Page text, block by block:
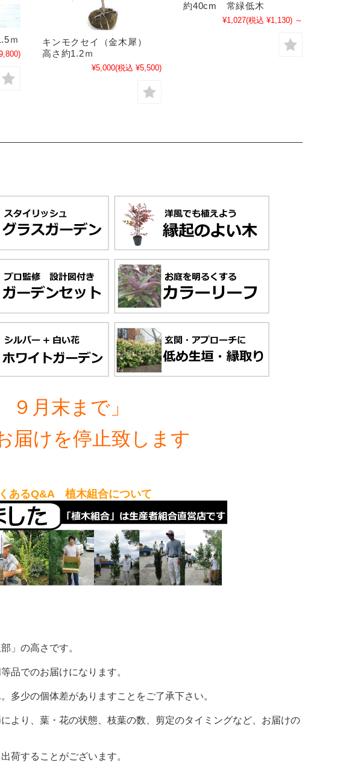
ｍ
キンモクセイ（金木犀）
高さ約1.2ｍ
¥5,000(税込 ¥5,500)
約40cm 常緑低木
¥1,027(税込 ¥1,130) ～
月末まで」
届けを停止致します
あるQ&A 植木組合について
」の高さです。
品でのお届けになります。
少の個体差がありますことをご了承下さい。
り、葉・花の状態、枝葉の数、剪定のタイミングなど、お届けの
荷することがございます。